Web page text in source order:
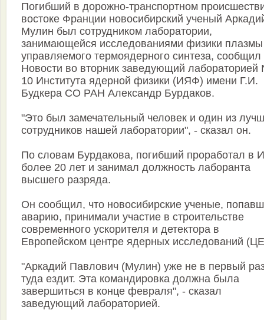
Погибший в дорожно-транспортном
востоке Франции новосибирский ученый
Мулин был сотрудником лаборатории,
занимающейся исследованиями физики
управляемого термоядерного синтеза,
Новости во вторник заведующий
10 Института ядерной физики (ИЯФ) имени Г.И.
Будкера СО РАН Александр Бурдаков.
"Это был замечательный человек и один из
сотрудников нашей лаборатории", - сказал он.
По словам Бурдакова, погибший проработал в
более 20 лет и занимал должность лаборанта
высшего разряда.
Он сообщил, что новосибирские ученые,
аварию, принимали участие в строительстве
современного ускорителя и детектора в
Европейском центре ядерных исследований
"Аркадий Павлович (Мулин) уже не в первый
туда ездит. Эта командировка должна была
завершиться в конце февраля", - сказал
заведующий лабораторией.